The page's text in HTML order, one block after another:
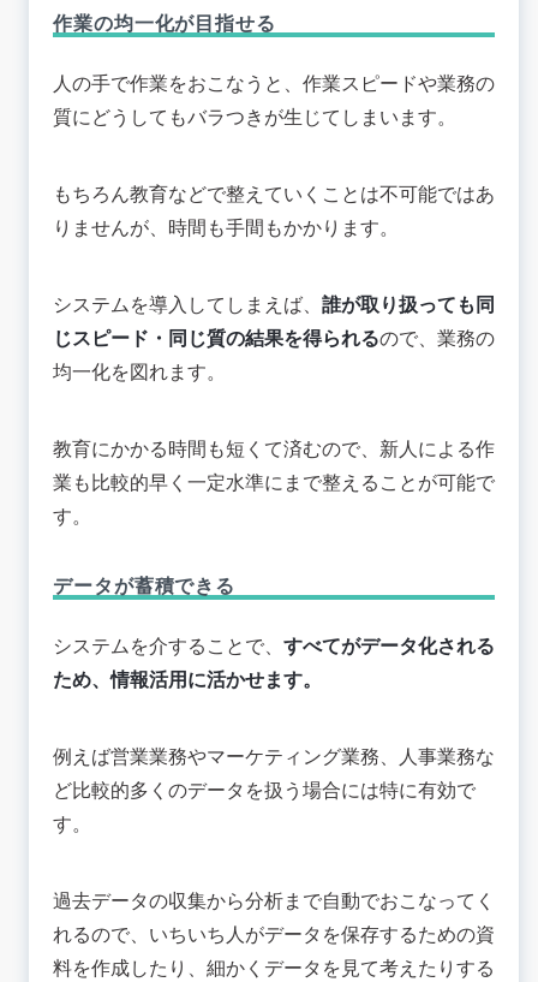
作業の均一化が目指せる
人の手で作業をおこなうと、作業スピードや業務の
質にどうしてもバラつきが生じてしまいます。
もちろん教育などで整えていくことは不可能ではあ
りませんが、時間も手間もかかります。
システムを導入してしまえば、 誰が取り扱っても同
じスピード・同じ質の結果を得られるので、業務の
均一化を図れます。
教育にかかる時間も短くて済むので、新人による作
業も比較的早く一定水準にまで整えることが可能で
す。
データが蓄積できる
システムを介することで、 すべてがデータ化される
ため、情報活用に活かせます。
例えば営業業務やマーケティング業務、人事業務な
ど比較的多くのデータを扱う場合には特に有効で
す。
過去データの収集から分析まで自動でおこなってく
れるので、いちいち人がデータを保存するための資
料を作成したり、細かくデータを見て考えたりする